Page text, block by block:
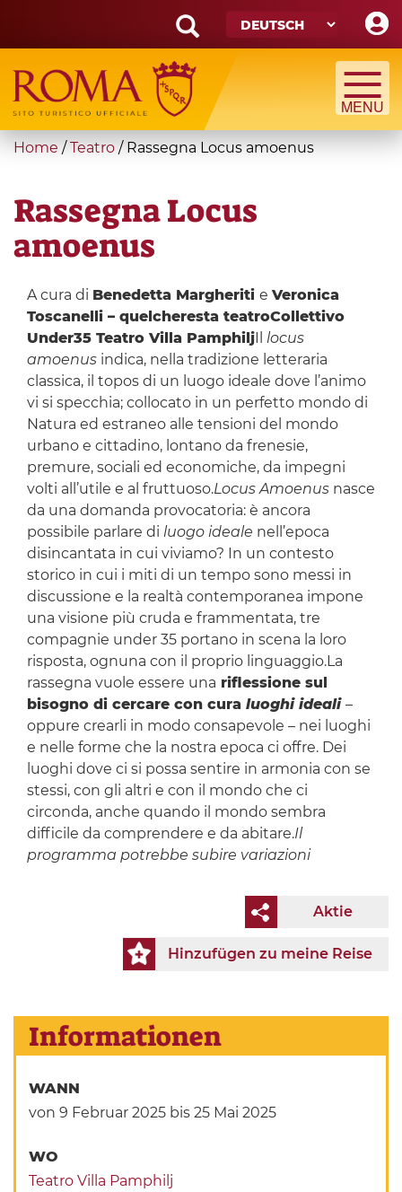
main
content
Search
form
Suche
You
here
Home / Teatro / Rassegna Locus amoenus
Rassegna Locus
amoenus
A cura di Benedetta Margheriti e Veronica
Toscanelli – quelcheresta teatroCollettivo
Under35 Teatro Villa PamphiljIl locus
amoenusindica, nella tradizione letteraria
classica, il topos di un luogo ideale dove l’animo
vi si specchia; collocato in un perfetto mondo di
Natura ed estraneo alle tensioni del mondo
urbano e cittadino, lontano da frenesie,
premure, sociali ed economiche, da impegni
volti all’utile e al fruttuoso.Locus Amoenusnasce
da una domanda provocatoria: è ancora
possibile parlare di luogo ideale nell’epoca
disincantata in cui viviamo? In un contesto
storico in cui i miti di un tempo sono messi in
discussione e la realtà contemporanea impone
una visione più cruda e frammentata, tre
compagnie under 35 portano in scena la loro
risposta, ognuna con il proprio linguaggio.La
rassegna vuole essere una riflessione sul
bisogno di cercare con cura luoghi ideali –
oppure crearli in modo consapevole – nei luoghi
e nelle forme che la nostra epoca ci offre. Dei
luoghi dove ci si possa sentire in armonia con se
stessi, con gli altri e con il mondo che ci
circonda, anche quando il mondo sembra
difficile da comprendere e da abitare.Il
programma potrebbe subire variazioni
Aktie
Hinzufügen zu meine Reise
Informationen
WANN
von 9 Februar 2025 bis 25 Mai 2025
WO
Teatro Villa Pamphilj